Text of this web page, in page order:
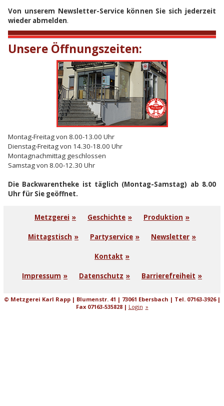
Von unserem Newsletter-Service können Sie sich jederzeit
wieder abmelden.
Unsere Öffnungszeiten:
Montag-Freitag von 8.00-13.00 Uhr
Dienstag-Freitag von 14.30-18.00 Uhr
Montagnachmittag geschlossen
Samstag von 8.00-12.30 Uhr
Die Backwarentheke ist täglich (Montag-Samstag) ab 8.00
Uhr für Sie geöffnet.
Metzgerei Geschichte Produktion
Mittagstisch Partyservice Newsletter
Kontakt
Impressum Datenschutz Barrierefreiheit
© Metzgerei Karl Rapp | Blumenstr. 41 | 73061 Ebersbach | Tel. 07163-3926 |
Fax 07163-535828 | Login